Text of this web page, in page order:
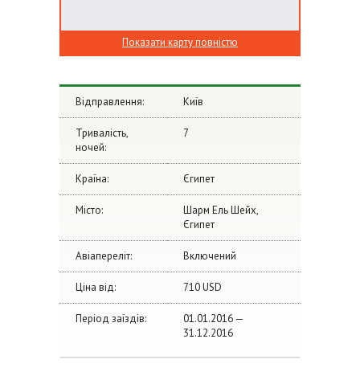
Показати карту повністю
Відправлення: Київ
Тривалість,
ночей:
7
Країна: Єгипет
Місто:
Шарм Ель Шейх,
Єгипет
Авіапереліт: Включений
Ціна від: 710 USD
Період заїздів:
01.01.2016 —
31.12.2016